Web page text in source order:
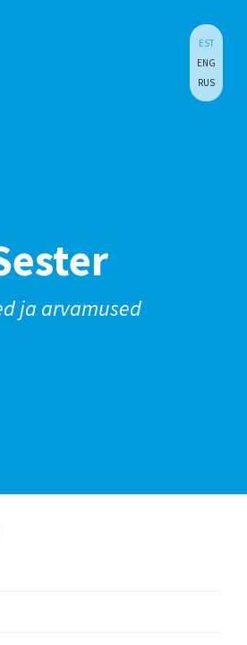
EST
ENG
RUS
ja arvamused